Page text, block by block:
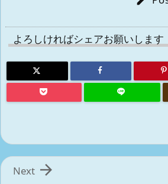
よろしければシェアお願いします

Next